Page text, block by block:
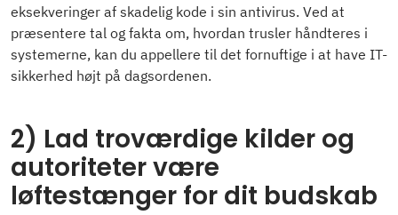
eksekveringer af skadelig kode i sin antivirus. Ved at
præsentere tal og fakta om, hvordan trusler håndteres i
systemerne, kan du appellere til det fornuftige i at have IT-
sikkerhed højt på dagsordenen.
2) Lad troværdige kilder og
autoriteter være
løftestænger for dit budskab